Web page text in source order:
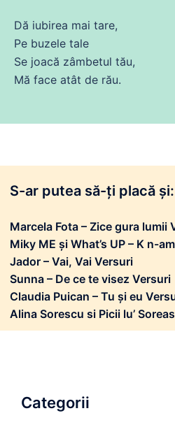
Dă iubirea mai tare,
Pe buzele tale
Se joacă zâmbetul tău,
Mă face atât de rău.
S-ar putea să-ți placă și:
Marcela Fota – Zice gura lumii
Miky ME și What’s UP – K n-
Jador – Vai, Vai Versuri
Sunna – De ce te visez Versuri
Claudia Puican – Tu și eu
Alina Sorescu si Picii lu’
Categorii